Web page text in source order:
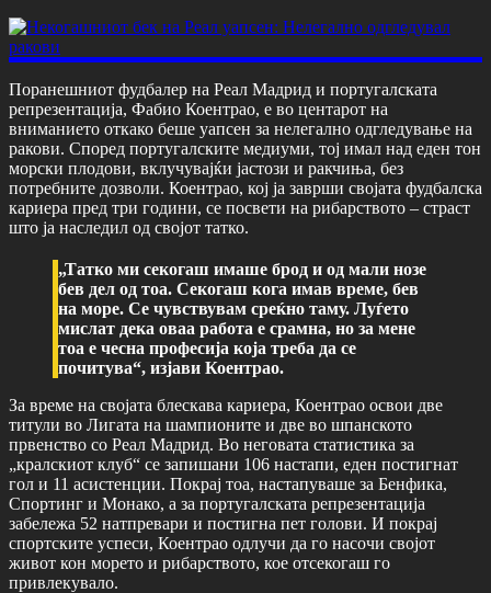
Поранешниот фудбалер на Реал Мадрид и португалската
репрезентација, Фабио Коентрао, е во центарот на
вниманието откако беше уапсен за нелегално одгледување на
ракови. Според португалските медиуми, тој имал над еден тон
морски плодови, вклучувајќи јастози и ракчиња, без
потребните дозволи. Коентрао, кој ја заврши својата фудбалска
кариера пред три години, се посвети на рибарството – страст
што ја наследил од својот татко.
„Татко ми секогаш имаше брод и од мали нозе
бев дел од тоа. Секогаш кога имав време, бев
на море. Се чувствувам среќно таму. Луѓето
мислат дека оваа работа е срамна, но за мене
тоа е чесна професија која треба да се
почитува“, изјави Коентрао.
За време на својата блескава кариера, Коентрао освои две
титули во Лигата на шампионите и две во шпанското
првенство со Реал Мадрид. Во неговата статистика за
„кралскиот клуб“ се запишани 106 настапи, еден постигнат
гол и 11 асистенции. Покрај тоа, настапуваше за Бенфика,
Спортинг и Монако, а за португалската репрезентација
забележа 52 натпревари и постигна пет голови. И покрај
спортските успеси, Коентрао одлучи да го насочи својот
живот кон морето и рибарството, кое отсекогаш го
привлекувало.